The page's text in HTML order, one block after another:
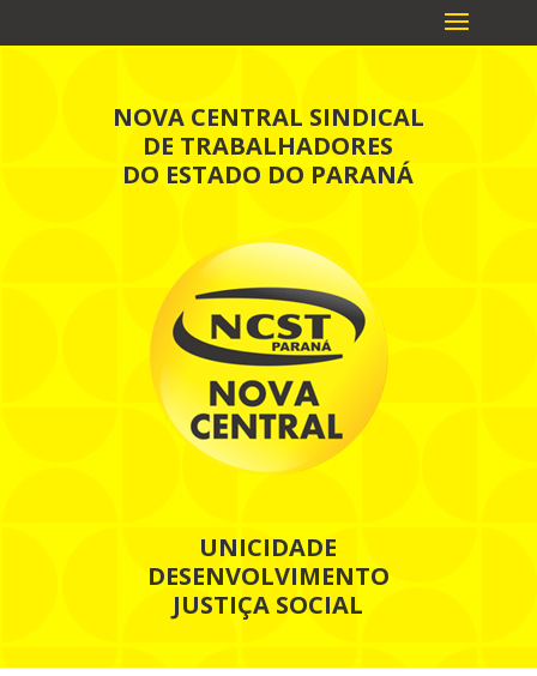
NOVA CENTRAL SINDICAL
DE TRABALHADORES
DO ESTADO DO PARANÁ
UNICIDADE
DESENVOLVIMENTO
JUSTIÇA SOCIAL